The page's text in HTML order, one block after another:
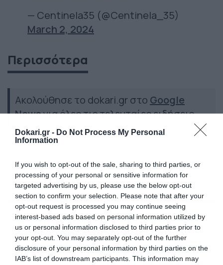
Dokari.gr - Do Not Process My Personal
Information
If you wish to opt-out of the sale, sharing to third parties, or
processing of your personal or sensitive information for
targeted advertising by us, please use the below opt-out
section to confirm your selection. Please note that after your
opt-out request is processed you may continue seeing
interest-based ads based on personal information utilized by
us or personal information disclosed to third parties prior to
your opt-out. You may separately opt-out of the further
disclosure of your personal information by third parties on the
IAB’s list of downstream participants. This information may
— Centinela35 (@Centinela_35)
March 2, 2024
Περισσότερα
Ακολούθησε το dokari.gr στο Google
Newsγια όλες τις τελευταίες ειδήσεις
Ροή Ειδήσεων
Καιρός 6-8: Ανεβαίνει η
θερμοκρασία, 40άρια το